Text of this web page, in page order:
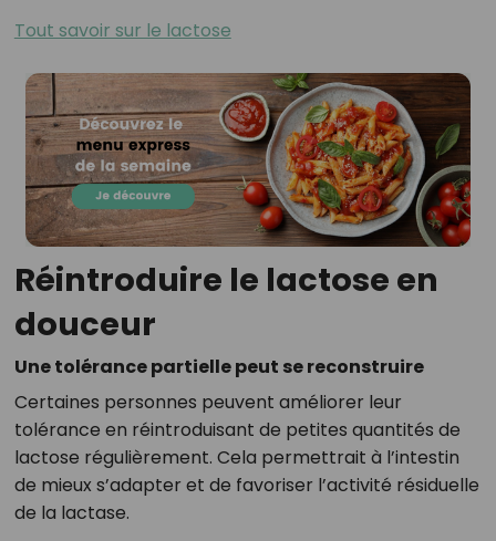
Tout savoir sur le lactose
Réintroduire le lactose en
douceur
Une tolérance partielle peut se reconstruire
Certaines personnes peuvent améliorer leur
tolérance en réintroduisant de petites quantités de
lactose régulièrement. Cela permettrait à l’intestin
de mieux s’adapter et de favoriser l’activité résiduelle
de la lactase.